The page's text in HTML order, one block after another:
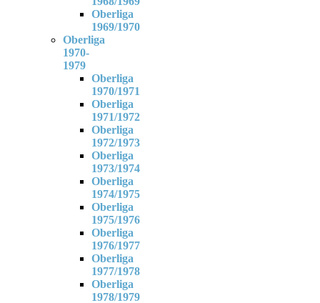
Oberliga
1969/1970
Oberliga
1970-
1979
Oberliga
1970/1971
Oberliga
1971/1972
Oberliga
1972/1973
Oberliga
1973/1974
Oberliga
1974/1975
Oberliga
1975/1976
Oberliga
1976/1977
Oberliga
1977/1978
Oberliga
1978/1979